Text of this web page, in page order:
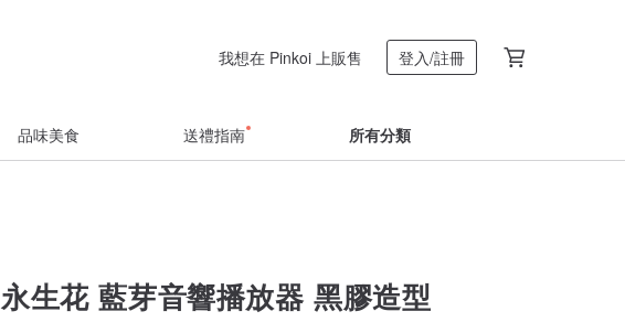
我想在 Pinkoi 上販售 登入/註冊
品味美食 送禮指南 所有分類
永生花 藍芽音響播放器 黑膠造型